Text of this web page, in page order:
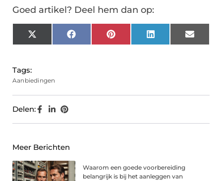
Goed artikel? Deel hem dan op:
X
(Twitter)
FacebookPinterest LinkedIn Email
Tags:
Aanbiedingen
Delen:
Meer Berichten
Waarom een goede voorbereiding
belangrijk is bij het aanleggen van